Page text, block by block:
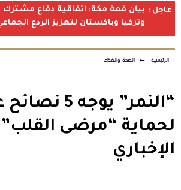
عاجل : بيان قمة مكة: اتفاقية دفاع مشترك
وتركيا وباكستان لتعزيز الردع
الرئيسية ← الصحة والغذاء
“النمر” يوجه 5
لحماية “مرضى القلب”
الإخباري